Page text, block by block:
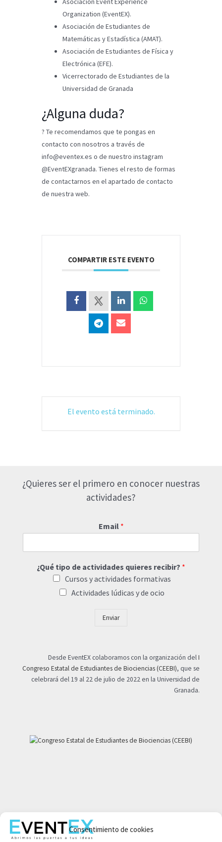
Consentimiento de cookies
Organization (EventEX).
Asociación de Estudiantes de
Matemáticas y Estadística (AMAT).
Asociación de Estudiantes de Física y
Electrónica (EFE).
Vicerrectorado de Estudiantes de la
Universidad de Granada
¿Alguna duda?
? Te recomendamos que te pongas en
contacto con nosotros a través de
info@eventex.es o de nuestro instagram
@EventEXgranada. Tienes el resto de formas
de contactarnos en el apartado de contacto
de nuestra web.
COMPARTIR ESTE EVENTO
El evento está terminado.
¿Quieres ser el primero en conocer nuestras
actividades?
Email *
¿Qué tipo de actividades quieres recibir? *
Cursos y actividades formativas
Actividades lúdicas y de ocio
Enviar
Desde EventEX colaboramos con la organización delI
Congreso Estatal de Estudiantes de Biociencias (CEEBI), que se
celebrará del 19 al 22 de julio de 2022 en la Universidad de
Granada.
Aviso legal